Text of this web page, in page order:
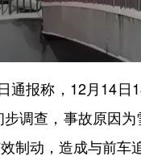
报称，12月14日
调查，事故原因
制动，造成与前车